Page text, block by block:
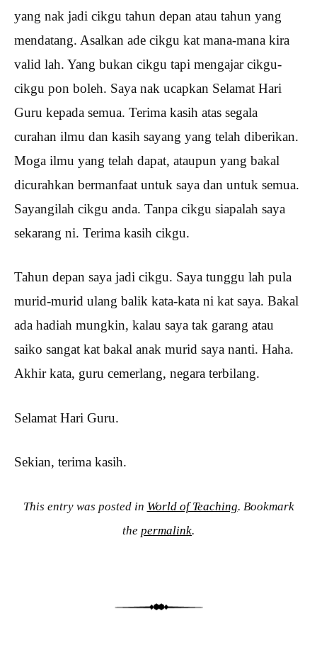
yang nak jadi cikgu tahun depan atau tahun yang
mendatang. Asalkan ade cikgu kat mana-mana kira
valid lah. Yang bukan cikgu tapi mengajar cikgu-
cikgu pon boleh. Saya nak ucapkan Selamat Hari
Guru kepada semua. Terima kasih atas segala
curahan ilmu dan kasih sayang yang telah diberikan.
Moga ilmu yang telah dapat, ataupun yang bakal
dicurahkan bermanfaat untuk saya dan untuk semua.
Sayangilah cikgu anda. Tanpa cikgu siapalah saya
sekarang ni. Terima kasih cikgu.
Tahun depan saya jadi cikgu. Saya tunggu lah pula
murid-murid ulang balik kata-kata ni kat saya. Bakal
ada hadiah mungkin, kalau saya tak garang atau
saiko sangat kat bakal anak murid saya nanti. Haha.
Akhir kata, guru cemerlang, negara terbilang.
Selamat Hari Guru.
Sekian, terima kasih.
This entry was posted in World of Teaching. Bookmark
the permalink.